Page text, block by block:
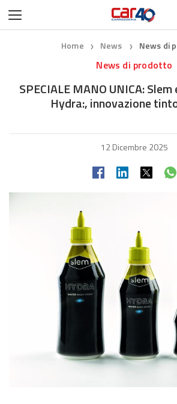
Home ❯ News ❯ News di
News di prodotto
SPECIALE MANO UNICA:
Hydra:, innovazione
12 Dicembre 2025